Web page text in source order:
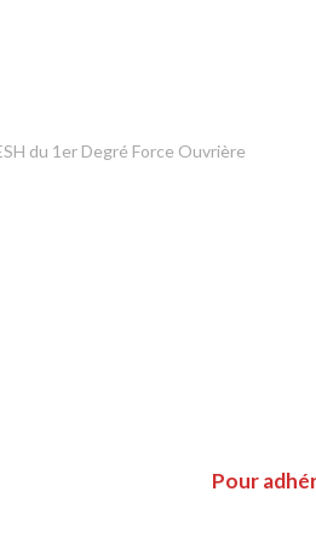
du 1er Degré Force Ouvrière
Pour